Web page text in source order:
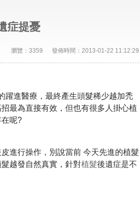
症提憂
瀏覽：3359 發佈時間：2013-01-22 11:12:29
躍進醫療，最終產生頭髮稀少越加禿
最為直接有效，但也有很多人掛心植
呢?
進行操作，別說當前 今天先進的植髮
越發自然真實，針對植髮後遺症是不